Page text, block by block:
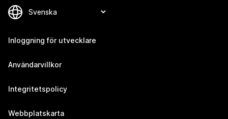
Inloggning för utvecklare
Användarvillkor
Integritetspolicy
Webbplatskarta